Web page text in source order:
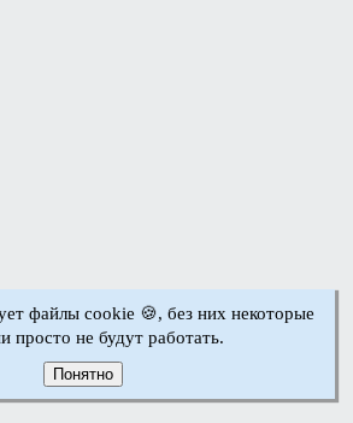
файлы cookie 🍪, без них некоторые
просто не будут работать.
Понятно